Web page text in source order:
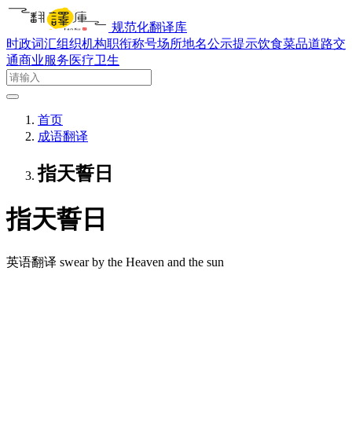
规范化翻译库
时政词汇组织机构职衔称号场所地名公示提示饮食菜品道路交
通商业服务医疗卫生
首页
成语翻译
指天誓日
指天誓日
英语翻译 swear by the Heaven and the sun